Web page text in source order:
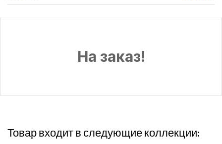
На заказ!
Товар входит в следующие коллекции: